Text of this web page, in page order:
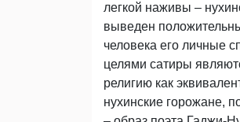
легкой наживы –
выведен
человека его личные
целями сатиры
религию как
нухинские горожане,